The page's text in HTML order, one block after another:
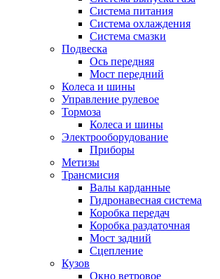
Система питания
Система охлаждения
Система смазки
Подвеска
Ось передняя
Мост передний
Колеса и шины
Управление рулевое
Тормоза
Колеса и шины
Электрооборудование
Приборы
Метизы
Трансмисия
Валы карданные
Гидронавесная система
Коробка передач
Коробка раздаточная
Мост задний
Сцепление
Кузов
Окно ветровое